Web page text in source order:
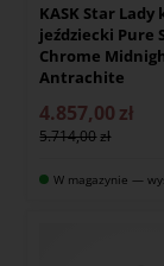
KASK Star Lady
jeździecki Pure
Chrome
Antrachite
4.857,00 zł
5.714,00
W magazynie —